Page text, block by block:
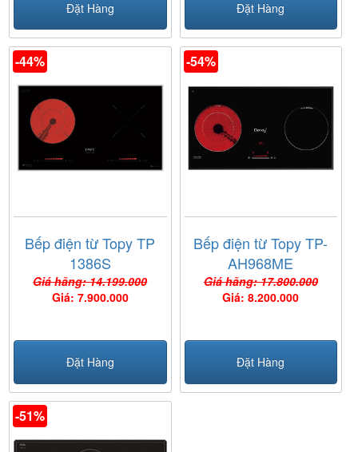
Đặt Hàng Đặt Hàng
-44%
Bếp điện từ Topy TP
1386S
Giá hãng: 14.199.000
Giá: 7.900.000
Đặt Hàng
-54%
Bếp điện từ Topy TP-
AH968ME
Giá hãng: 17.800.000
Giá: 8.200.000
Đặt Hàng
-51%